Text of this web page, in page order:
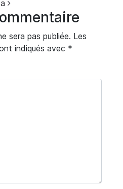
sera pas publiée. Les
indiqués avec *